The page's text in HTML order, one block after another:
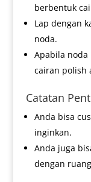
berbentuk
Lap dengan
noda.
Apabila noda
cairan polish
Catatan
Anda bisa
inginkan.
Anda juga
dengan